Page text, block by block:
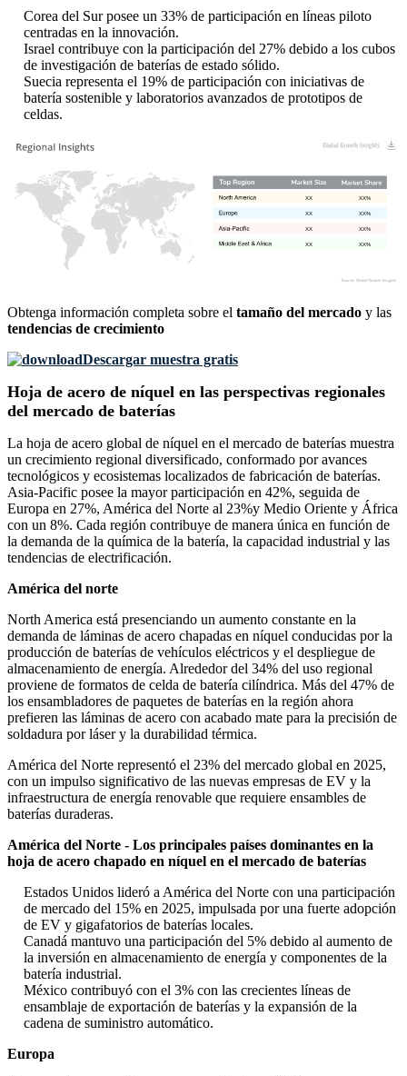
Corea del Sur posee un 33% de participación en líneas piloto
centradas en la innovación.
Israel contribuye con la participación del 27% debido a los cubos
de investigación de baterías de estado sólido.
Suecia representa el 19% de participación con iniciativas de
batería sostenible y laboratorios avanzados de prototipos de
celdas.
XX%
XX
XX%
XX
XX%
XX
XX%
XX
Obtenga información completa sobre el tamaño del mercado y las
tendencias de crecimiento
Descargar muestra gratis
Hoja de acero de níquel en las perspectivas regionales
del mercado de baterías
La hoja de acero global de níquel en el mercado de baterías muestra
un crecimiento regional diversificado, conformado por avances
tecnológicos y ecosistemas localizados de fabricación de baterías.
Asia-Pacific posee la mayor participación en 42%, seguida de
Europa en 27%, América del Norte al 23%y Medio Oriente y África
con un 8%. Cada región contribuye de manera única en función de
la demanda de la química de la batería, la capacidad industrial y las
tendencias de electrificación.
América del norte
North America está presenciando un aumento constante en la
demanda de láminas de acero chapadas en níquel conducidas por la
producción de baterías de vehículos eléctricos y el despliegue de
almacenamiento de energía. Alrededor del 34% del uso regional
proviene de formatos de celda de batería cilíndrica. Más del 47% de
los ensambladores de paquetes de baterías en la región ahora
prefieren las láminas de acero con acabado mate para la precisión de
soldadura por láser y la durabilidad térmica.
América del Norte representó el 23% del mercado global en 2025,
con un impulso significativo de las nuevas empresas de EV y la
infraestructura de energía renovable que requiere ensambles de
baterías duraderas.
América del Norte - Los principales países dominantes en la
hoja de acero chapado en níquel en el mercado de baterías
Estados Unidos lideró a América del Norte con una participación
de mercado del 15% en 2025, impulsada por una fuerte adopción
de EV y gigafatorios de baterías locales.
Canadá mantuvo una participación del 5% debido al aumento de
la inversión en almacenamiento de energía y componentes de la
batería industrial.
México contribuyó con el 3% con las crecientes líneas de
ensamblaje de exportación de baterías y la expansión de la
cadena de suministro automático.
Europa